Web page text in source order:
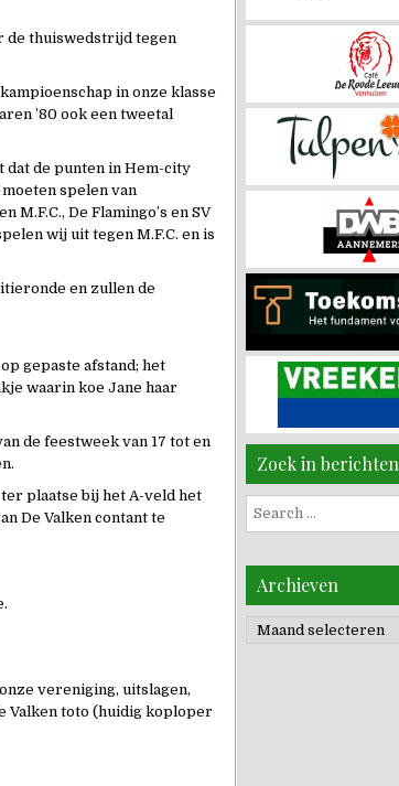
de thuiswedstrijd tegen
in onze klasse
’80 ook een tweetal
dat de punten in Hem-city
spelen van
De Flamingo’s en SV
wij uit tegen M.F.C. en is
en zullen de
gepaste afstand; het
waarin koe Jane haar
de feestweek van 17 tot en
plaatse bij het A-veld het
De Valken contant te
vereniging, uitslagen,
Valken toto (huidig koploper
Zoek in berichten
Search
for:
Archieven
Archieven